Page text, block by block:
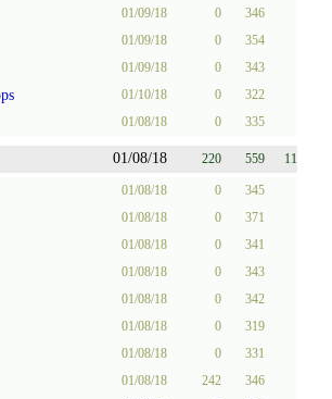
01/09/18
0
346
01/09/18
0
354
01/09/18
0 343
01/10/18 0
322
01/08/18
0 335
01/08/18 220 559 11
01/08/18 0
345
01/08/18
0
371
01/08/18
0
341
01/08/18
0
343
01/08/18
0
342
01/08/18
0
319
01/08/18
0
331
01/08/18
242
346